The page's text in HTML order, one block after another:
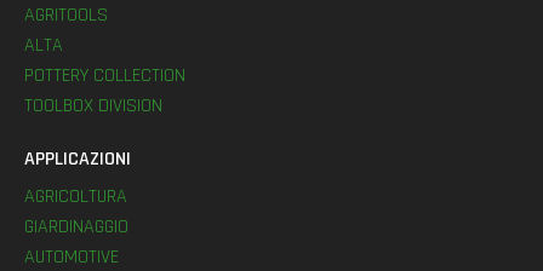
AGRITOOLS
ALTA
POTTERY COLLECTION
TOOLBOX DIVISION
APPLICAZIONI
AGRICOLTURA
GIARDINAGGIO
AUTOMOTIVE